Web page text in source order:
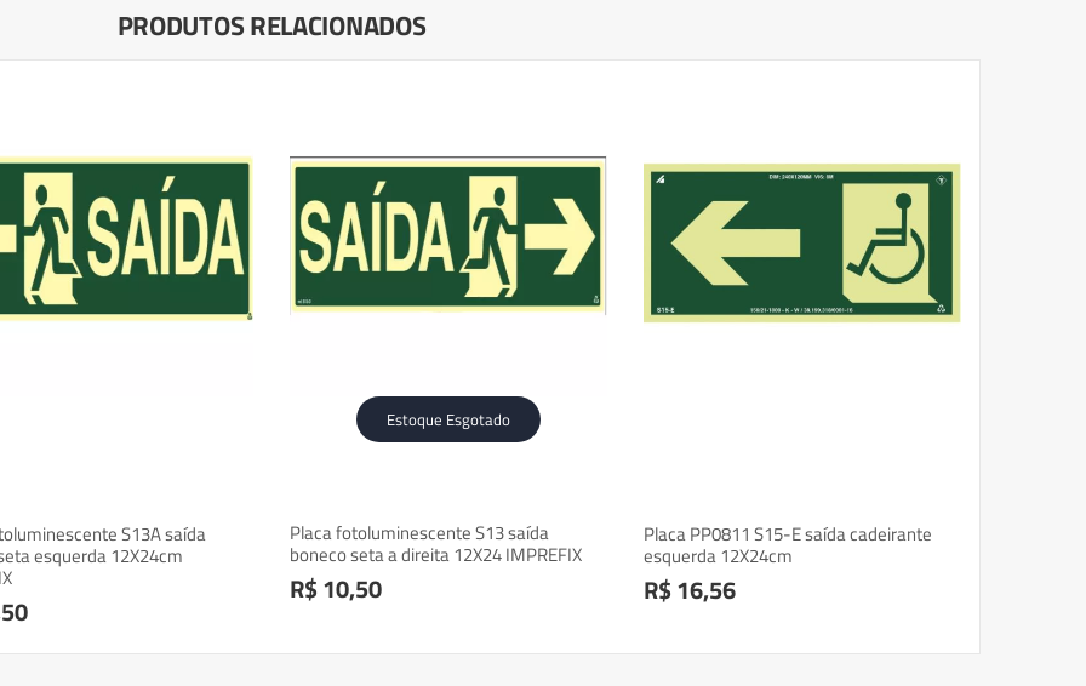
PRODUTOS RELACIONADOS
S13A saída
esquerda 12X24cm
Estoque Esgotado
Placa fotoluminescente S13 saída
boneco seta a direita 12X24 IMPREFIX
R$ 10,50
Placa PP0811 S15-E saída cadeirante
esquerda 12X24cm
R$ 16,56